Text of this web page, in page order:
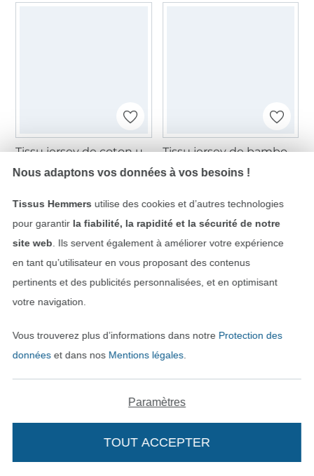
Tissu jersey de coton uni, taupe clair
13,06 € / m
Tissu jersey de bambou uni, vert pâle
15,08 € / m
Tissu jersey de coton côtelé Emma, rouille
(8,82 € / 1 m²)
Nous adaptons vos données à vos besoins !
Tissus Hemmers utilise des cookies et d’autres technologies
pour garantir la fiabilité, la rapidité et la sécurité de notre
site web . Ils servent également à améliorer votre expérience
en tant qu’utilisateur en vous proposant des contenus
pertinents et des publicités personnalisées, et en optimisant
votre navigation.
Vous trouverez plus d’informations dans notre Protection des
donnéeset dans nos Mentions légales.
Paramètres
TOUT ACCEPTER